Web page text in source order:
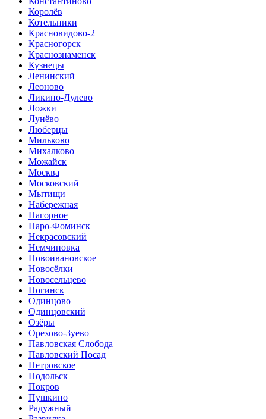
Королёв
Котельники
Красновидово-2
Красногорск
Краснознаменск
Кузнецы
Ленинский
Леоново
Ликино-Дулево
Ложки
Лунёво
Люберцы
Мильково
Михалково
Можайск
Москва
Московский
Мытищи
Набережная
Нагорное
Наро-Фоминск
Некрасовский
Немчиновка
Новоивановское
Новосёлки
Новосельцево
Ногинск
Одинцово
Одинцовский
Озёры
Орехово-Зуево
Павловская Слобода
Павловский Посад
Петровское
Подольск
Покров
Пушкино
Радужный